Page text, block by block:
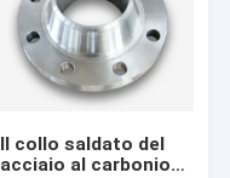
Il collo saldato del
acciaio al carbonio